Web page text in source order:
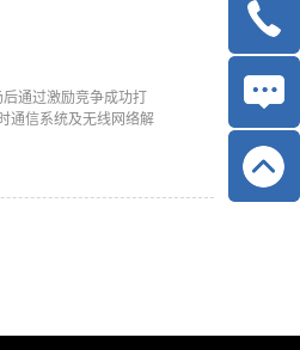
通过激励竞争成功打
通信系统及无线网络解